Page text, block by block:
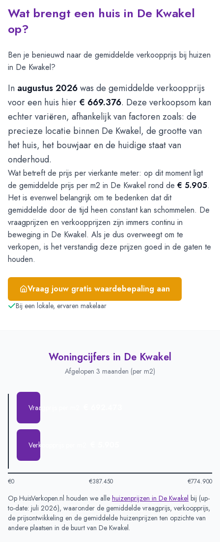
Wat brengt een huis in De Kwakel
op?
Ben je benieuwd naar de gemiddelde verkoopprijs bij huizen
in De Kwakel?
In augustus 2026was de gemiddelde verkoopprijs
voor een huis hier € 669.376. Deze verkoopsom kan
echter variëren, afhankelijk van factoren zoals: de
precieze locatie binnen De Kwakel, de grootte van
het huis, het bouwjaar en de huidige staat van
onderhoud.
Wat betreft de prijs per vierkante meter: op dit moment ligt
de gemiddelde prijs per m2 in De Kwakel rond de € 5.905.
Het is evenwel belangrijk om te bedenken dat dit
gemiddelde door de tijd heen constant kan schommelen. De
vraagprijzen en verkoopprijzen zijn immers continu in
beweging in De Kwakel. Als je dus overweegt om te
verkopen, is het verstandig deze prijzen goed in de gaten te
houden.
Vraag jouw gratis waardebepaling aan
Bij een lokale, ervaren makelaar
Woningcijfers in De Kwakel
Afgelopen 3 maanden (per m2)
Vraagprijs per m2
Verkoopprijs per m2
€0 €387.450 €774.900
Op HuisVerkopen.nl houden we alle huizenprijzen in De Kwakel bij (up-
to-date: juli 2026), waaronder de gemiddelde vraagprijs, verkoopprijs,
de prijsontwikkeling en de gemiddelde huizenprijzen ten opzichte van
andere plaatsen in de buurt van De Kwakel.